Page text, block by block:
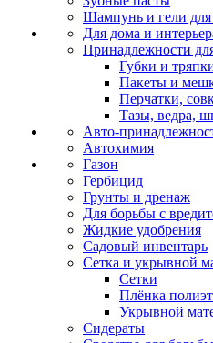
Шампунь и гели
Для дома и
Принадлежности
Губки и
Пакеты и
Перчатки,
Тазы, ведра,
Авто-
Автохимия
Газон
Гербицид
Грунты и дренаж
Для борьбы с
Жидкие удобрения
Садовый инвентарь
Сетка и укрывной
Сетки
Плёнка
Укрывной
Сидераты